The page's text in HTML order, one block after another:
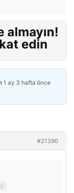
almayın!
edin
1 ay 3 hafta önce
#21390